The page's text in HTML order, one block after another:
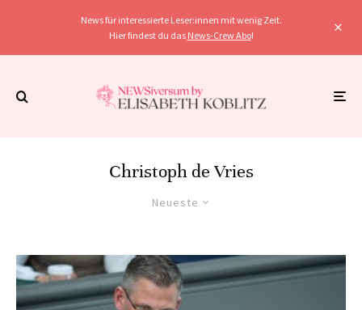
News für interessierte Leser:innen mit wenig Zeit.
Hier findest du das News-Crew Abo!
Christoph de Vries
Neueste